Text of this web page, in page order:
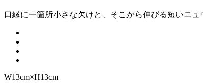
口縁に一箇所小さな欠けと、そこから伸びる短いニュ
W13cm×H13cm